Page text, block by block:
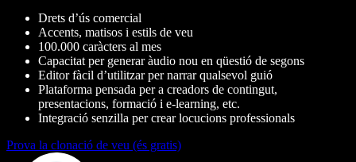
Drets d’ús comercial
Accents, matisos i estils de veu
100.000 caràcters al mes
Capacitat per generar àudio nou en qüestió de segons
Editor fàcil d’utilitzar per narrar qualsevol guió
Plataforma pensada per a creadors de contingut,
presentacions, formació i e-learning, etc.
Integració senzilla per crear locucions professionals
Prova la clonació de veu (és gratis)